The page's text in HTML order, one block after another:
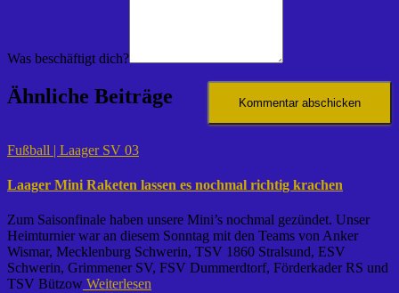
Was beschäftigt dich?
Ähnliche Beiträge
Fußball | Laager SV 03
Laager Mini Raketen lassen es nochmal richtig krachen
Zum Saisonfinale haben unsere Mini’s nochmal gezündet. Unser
Heimturnier war an diesem Sonntag mit den Teams von Anker
Wismar, Mecklenburg Schwerin, TSV 1860 Stralsund, ESV
Schwerin, Grimmener SV, FSV Dummerdtorf, Förderkader RS und
TSV Bützow Weiterlesen